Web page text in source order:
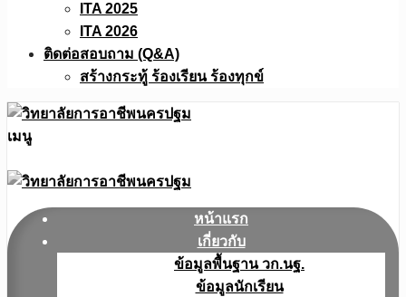
ITA 2025
ITA 2026
ติดต่อสอบถาม (Q&A)
สร้างกระทู้ ร้องเรียน ร้องทุกข์
เมนู
หน้าแรก
เกี่ยวกับ
ข้อมูลพื้นฐาน วก.นฐ.
ข้อมูลนักเรียน